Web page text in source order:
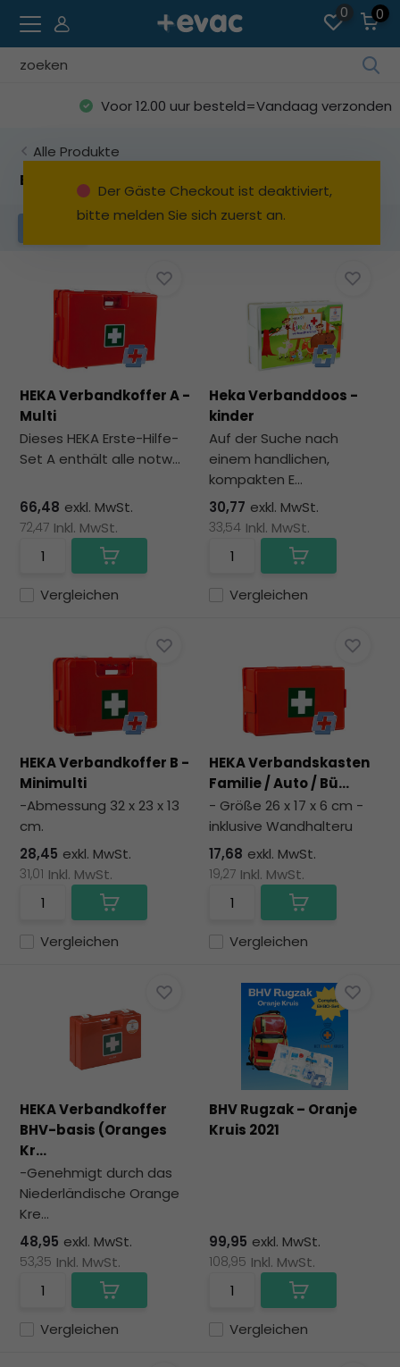
0 0
Voor 12.00 uur besteld=Vandaag verzonden
Der Gäste Checkout ist deaktiviert,
bitte melden Sie sich zuerst an.
Alle Produkte
Erste-Hilfe-Set allgemein
HEKA Verbandkoffer A -
Multi
Dieses HEKA Erste-Hilfe-
Set A enthält alle notw...
Vergleichen
66,48 exkl. MwSt.
72,47 Inkl. MwSt.
Heka Verbanddoos -
kinder
Auf der Suche nach
einem handlichen,
kompakten E...
Vergleichen
30,77 exkl. MwSt.
33,54 Inkl. MwSt.
HEKA Verbandkoffer B -
Minimulti
-Abmessung 32 x 23 x 13
cm.
Vergleichen
28,45 exkl. MwSt.
31,01 Inkl. MwSt.
HEKA Verbandskasten
Familie / Auto / Bü...
- Größe 26 x 17 x 6 cm -
inklusive Wandhalteru
Vergleichen
17,68 exkl. MwSt.
19,27 Inkl. MwSt.
HEKA Verbandkoffer
BHV-basis (Oranges
Kr...
-Genehmigt durch das
Niederländische Orange
Kre...
Vergleichen
48,95 exkl. MwSt.
53,35 Inkl. MwSt.
BHV Rugzak – Oranje
Kruis 2021
Vergleichen
99,95 exkl. MwSt.
108,95 Inkl. MwSt.